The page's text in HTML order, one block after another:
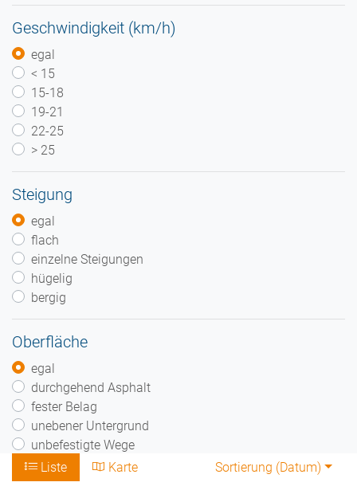
Geschwindigkeit (km/h)
egal
< 15
15-18
19-21
22-25
> 25
Steigung
egal
flach
einzelne Steigungen
hügelig
bergig
Oberfläche
egal
durchgehend Asphalt
fester Belag
unebener Untergrund
unbefestigte Wege
Liste
Karte Sortierung (Datum)